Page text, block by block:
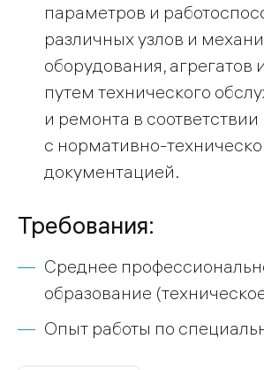
параметров и
различных узлов и
оборудования,
путем технического
и ремонта в соответствии
с нормативно-
документацией.
Требования:
Среднее
образование
Опыт работы по